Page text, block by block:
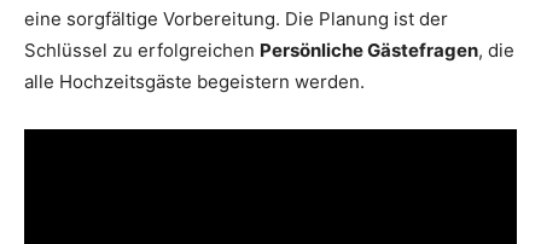
eine sorgfältige Vorbereitung. Die Planung ist der
Schlüssel zu erfolgreichen Persönliche Gästefragen, die
alle Hochzeitsgäste begeistern werden.